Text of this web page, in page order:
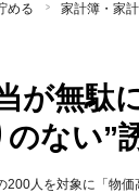
める 家計簿・家
が無
のない”
人を対象に「物